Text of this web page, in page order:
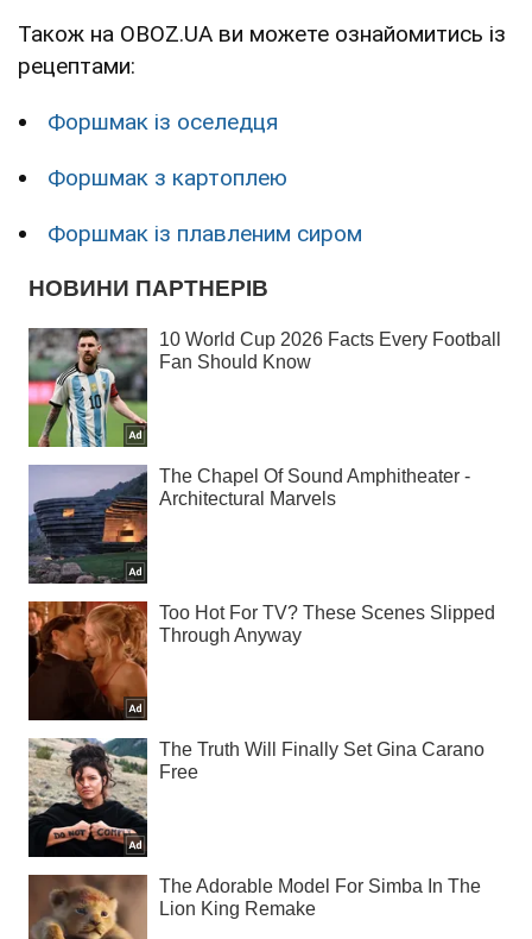
Також на OBOZ.UA ви можете ознайомитись із
рецептами:
Форшмак із оселедця
Форшмак з картоплею
Форшмак із плавленим сиром